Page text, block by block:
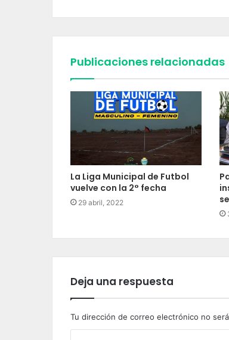
Publicaciones relacionadas
La Liga Municipal de Futbol
vuelve con la 2° fecha
29 abril, 2022
Deja una respuesta
Tu dirección de correo electrónico no